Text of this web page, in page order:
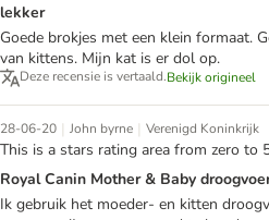
lekker
Goede brokjes met een klein formaat.
van kittens. Mijn kat is er dol op.
Deze recensie is vertaald.Bekijk origineel
28-06-20 | John byrne | Verenigd Koninkrijk
This is a stars rating area from zero to
Royal Canin Mother & Baby
Ik gebruik het moeder- en kitten